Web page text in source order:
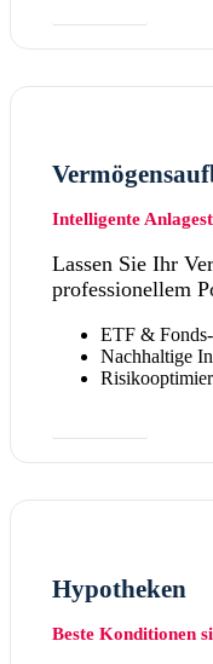
Intelligente
Lassen Sie Ihr
professionellem
ETF &
Nachhaltige
Hypotheken
Beste Konditionen